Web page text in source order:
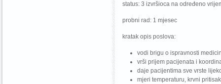
status: 3 izvršioca na određeno
probni rad: 1 mjesec
kratak opis poslova:
vodi brigu o ispravnosti
vrši prijem pacijenata i
daje pacijentima sve vrste
mjeri temperaturu, krvni